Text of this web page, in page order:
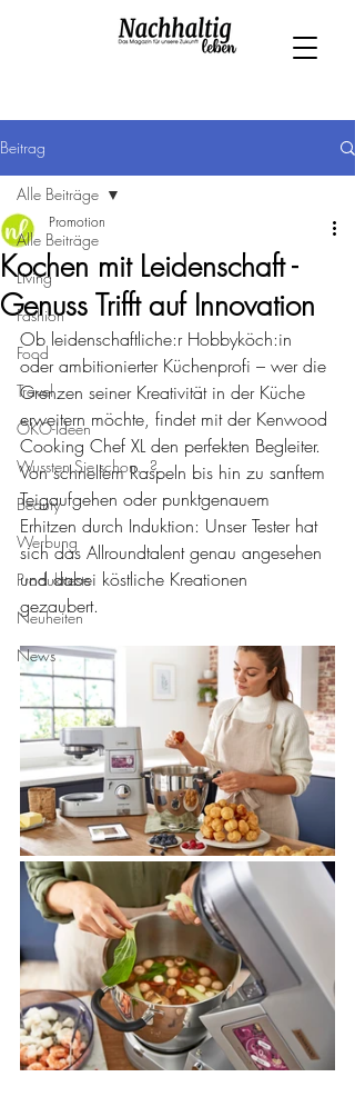
Beitrag
Alle Beiträge
Living
Fashion
Food
Travel
ÖKO-Ideen
Wussten Sie schon...?
Beauty
Werbung
Produkttests
Neuheiten
News
Alle Beiträge
Kochen mit Leidenschaft -
Genuss Trifft auf Innovation
Promotion
Ob leidenschaftliche:r Hobbyköch:in
oder ambitionierter Küchenprofi – wer die
Grenzen seiner Kreativität in der Küche
erweitern möchte, findet mit der Kenwood
Cooking Chef XL den perfekten Begleiter.
Von schnellem Raspeln bis hin zu sanftem
Teigaufgehen oder punktgenauem
Erhitzen durch Induktion: Unser Tester hat
sich das Allroundtalent genau angesehen
und dabei köstliche Kreationen
gezaubert.